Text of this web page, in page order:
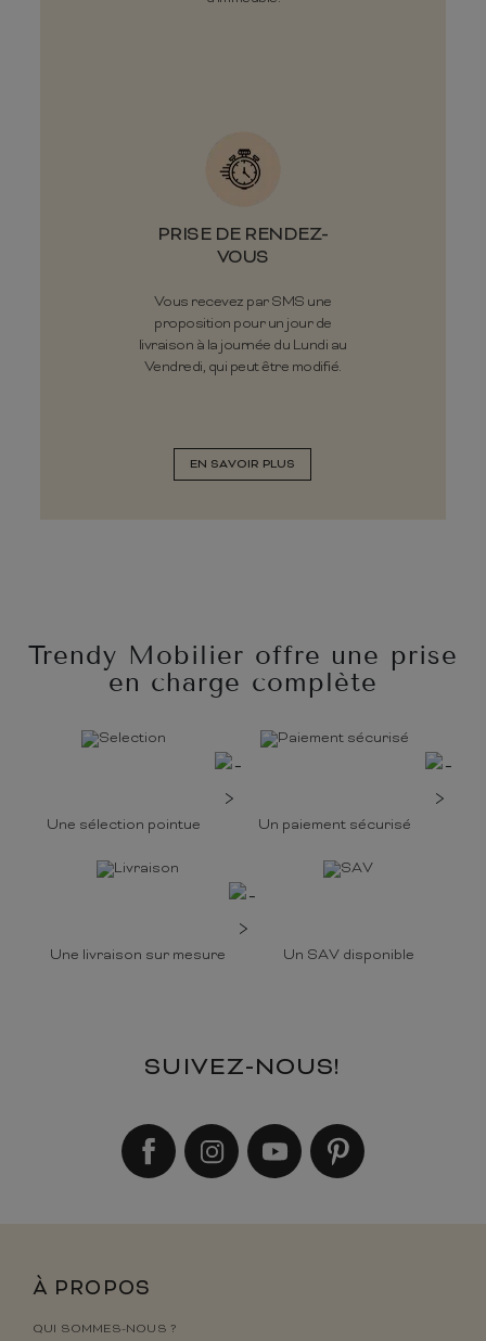
PRISE DE RENDEZ-
VOUS
Vous recevez par SMS une
proposition pour un jour de
livraison à la journée du Lundi au
Vendredi, qui peut être modifié.
EN SAVOIR PLUS
Trendy Mobilier offre une prise
en charge complète
Une sélection pointue Un paiement sécurisé
Une livraison sur mesure Un SAV disponible
SUIVEZ-NOUS!
À PROPOS
QUI SOMMES-NOUS ?